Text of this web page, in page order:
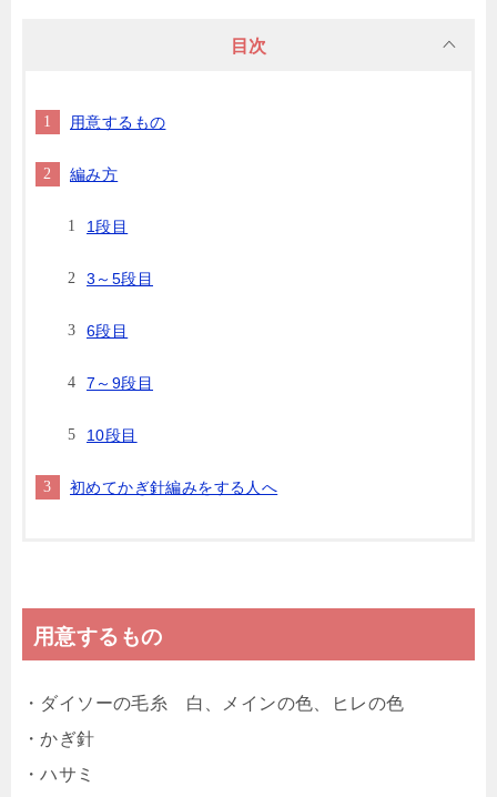
目次
用意するもの
編み方
1段目
3～5段目
6段目
7～9段目
10段目
初めてかぎ針編みをする人へ
用意するもの
・ダイソーの毛糸 白、メインの色、ヒレの色
・かぎ針
・ハサミ